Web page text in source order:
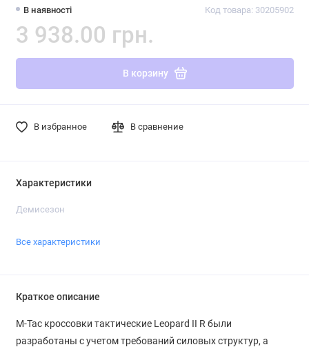
В наявності Код товара: 30205902
3 938.00 грн.
В корзину
В избранное В сравнение
Характеристики
Демисезон
Все характеристики
Краткое описание
M-Tac кроссовки тактические Leopard II R были
разработаны с учетом требований силовых структур, а